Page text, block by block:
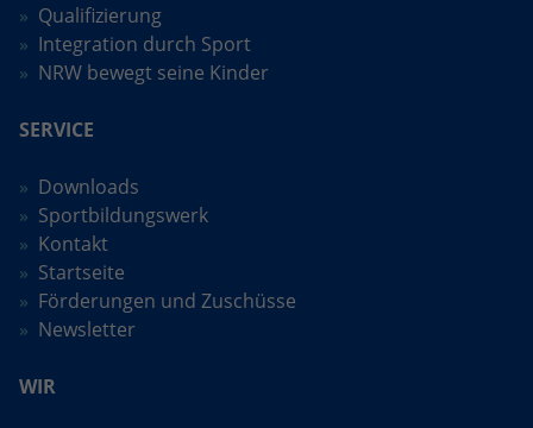
Qualifizierung
Integration durch Sport
NRW bewegt seine Kinder
SERVICE
Downloads
Sportbildungswerk
Kontakt
Startseite
Förderungen und Zuschüsse
Newsletter
WIR